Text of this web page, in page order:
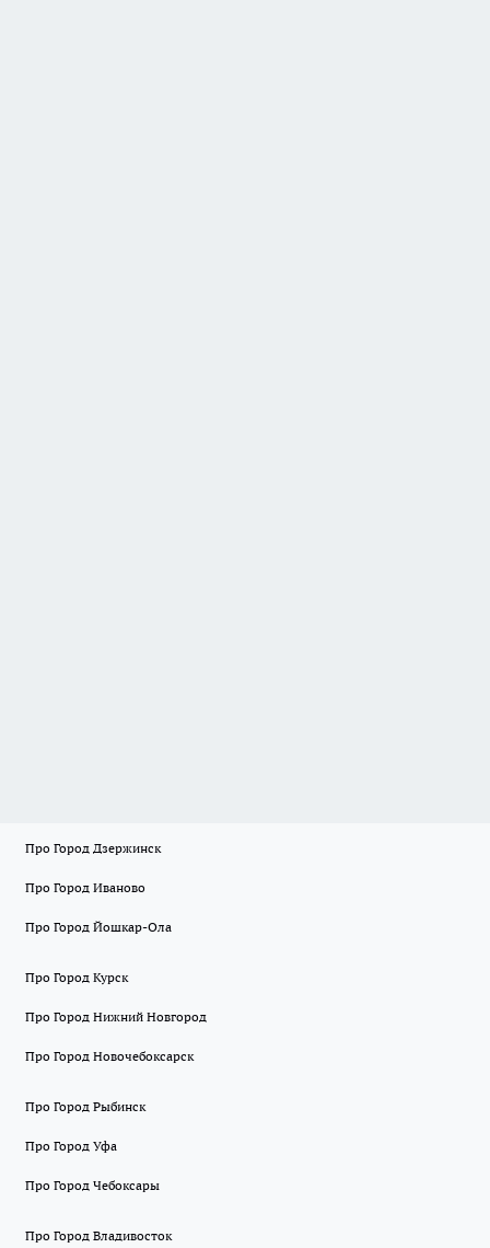
Про Город Дзержинск
Про Город Иваново
Про Город Йошкар-Ола
Про Город Курск
Про Город Нижний Новгород
Про Город Новочебоксарск
Про Город Рыбинск
Про Город Уфа
Про Город Чебоксары
Про Город Владивосток